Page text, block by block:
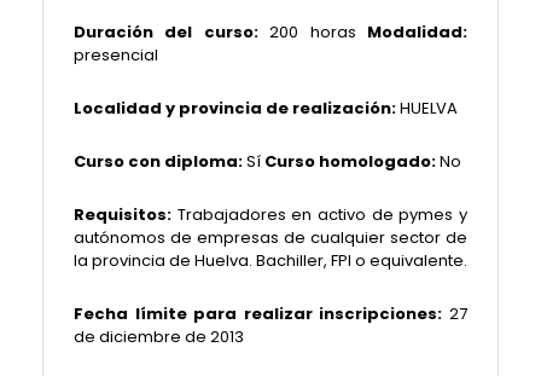
Duración del curso:200 horas Modalidad:
presencial
Localidad y provincia de realización:HUELVA
Curso con diploma:Sí Curso homologado:No
Requisitos: Trabajadores en activo de pymes y
autónomos de empresas de cualquier sector de
la provincia de Huelva. Bachiller, FPI o equivalente.
Fecha límite para realizar inscripciones: 27
de diciembre de 2013